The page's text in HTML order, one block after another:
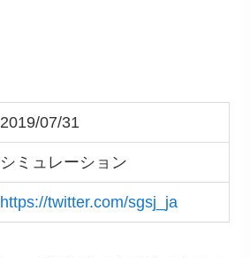
2019/07/31
シミュレーション
https://twitter.com/sgsj_ja